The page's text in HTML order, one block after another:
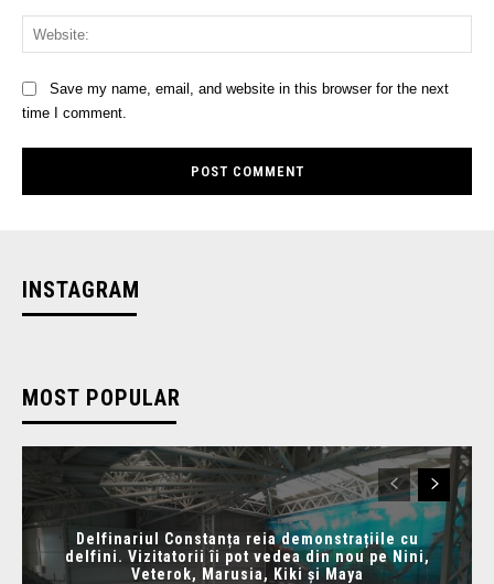
Save my name, email, and website in this browser for the next
time I comment.
INSTAGRAM
MOST POPULAR
Delfinariul Constanța reia demonstrațiile cu
delfini. Vizitatorii îi pot vedea din nou pe Nini,
Veterok, Marusia, Kiki și Maya